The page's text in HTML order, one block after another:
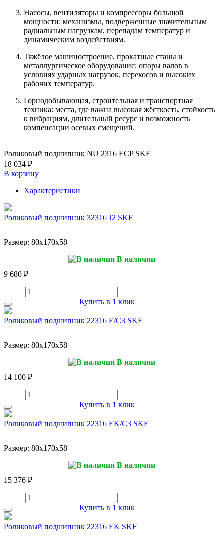
Насосы, вентиляторы и компрессоры большой
мощности: механизмы, подверженные значительным
радиальным нагрузкам, перепадам температур и
динамическим воздействиям.
Тяжёлое машиностроение, прокатные станы и
металлургическое оборудование: опоры валов в
условиях ударных нагрузок, перекосов и высоких
рабочих температур.
Горнодобывающая, строительная и транспортная
техника: места, где важна высокая жёсткость, стойкость
к вибрациям, длительный ресурс и возможность
компенсации осевых смещений.
Роликовый подшипник NU 2316 ECP SKF
18 034 ₽
В корзину
Характеристики
Роликовый подшипник 32316 J2 SKF
Размер: 80x170x58
В наличии
9 680 ₽
Купить в 1 клик
Роликовый подшипник 22316 E/C3 SKF
Размер: 80x170x58
В наличии
14 100 ₽
Купить в 1 клик
Роликовый подшипник 22316 EK/C3 SKF
Размер: 80x170x58
В наличии
15 376 ₽
Купить в 1 клик
Роликовый подшипник 22316 EK SKF